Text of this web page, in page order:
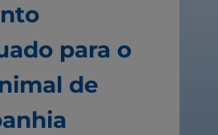
para o
de